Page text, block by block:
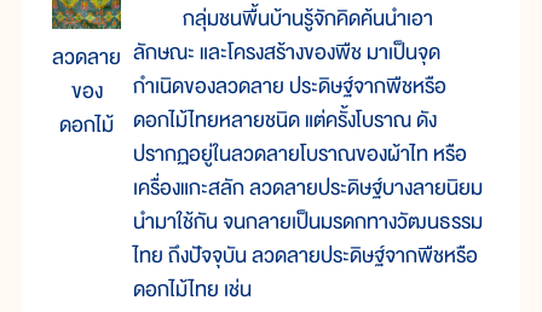
ลวดลาย
ของ
ดอกไม้
กลุ่มชนพื้นบ้านรู้จักคิดค้นนำเอา
ลักษณะ และโครงสร้างของพืช มาเป็นจุด
กำเนิดของลวดลาย ประดิษฐ์จากพืชหรือ
ดอกไม้ไทยหลายชนิด แต่ครั้งโบราณ ดัง
ปรากฏอยู่ในลวดลายโบราณของผ้าไท หรือ
เครื่องแกะสลัก ลวดลายประดิษฐ์บางลายนิยม
นำมาใช้กัน จนกลายเป็นมรดกทางวัฒนธรรม
ไทย ถึงปัจจุบัน ลวดลายประดิษฐ์จากพืชหรือ
ดอกไม้ไทย เช่น